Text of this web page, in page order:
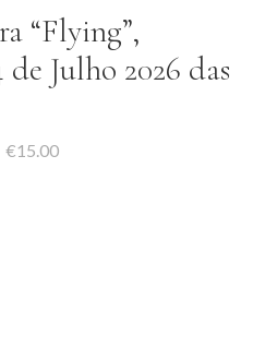
“Flying”,
Julho 2026 das
€15.00